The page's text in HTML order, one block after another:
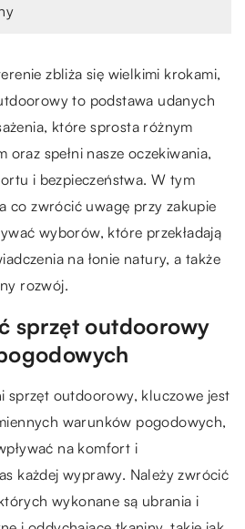
zbliża się wielkimi krokami,
to podstawa udanych
które sprosta różnym
spełni nasze oczekiwania,
i bezpieczeństwa. W tym
co zwrócić uwagę przy zakupie
wyborów, które przekładają
na łonie natury, a także
rozwój.
sprzęt outdoorowy
sprzęt outdoorowy, kluczowe jest
warunków pogodowych,
na komfort i
każdej wyprawy. Należy zwrócić
wykonane są ubrania i